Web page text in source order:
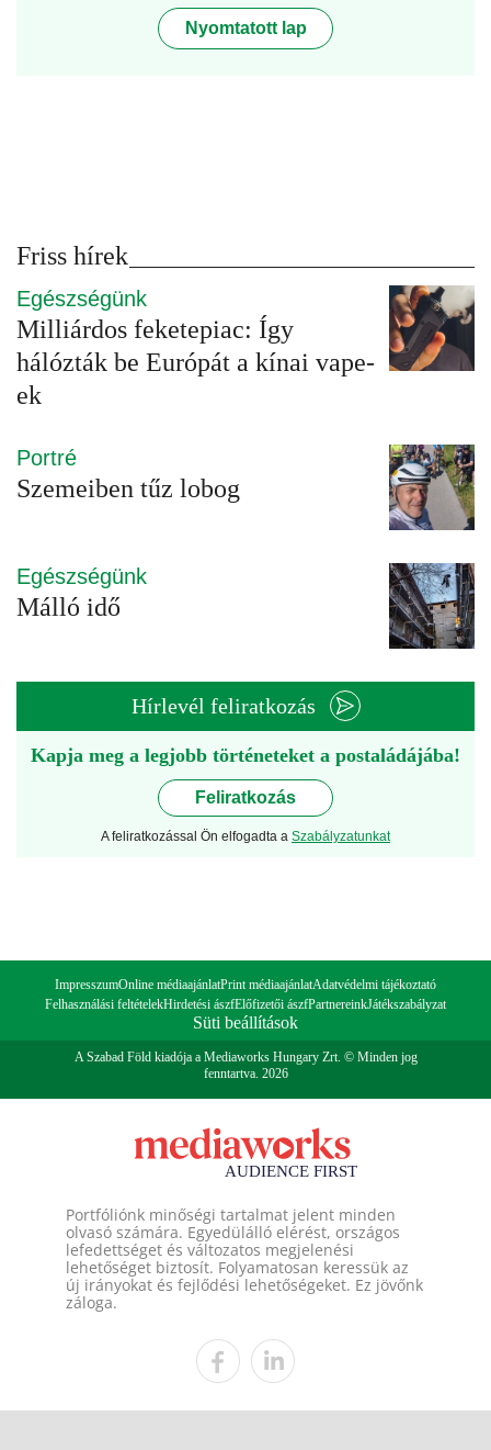
Nyomtatott lap
Friss hírek
Egészségünk
Milliárdos feketepiac: Így
hálózták be Európát a kínai vape-
ek
Portré
Szemeiben tűz lobog
Egészségünk
Málló idő
Hírlevél feliratkozás
Kapja meg a legjobb történeteket a postaládájába!
Feliratkozás
A feliratkozással Ön elfogadta a Szabályzatunkat
ImpresszumOnline médiaajánlatPrint médiaajánlatAdatvédelmi tájékoztató
Felhasználási feltételekHirdetési ászfElőfizetői ászfPartnereinkJátékszabályzat
Süti beállítások
A Szabad Föld kiadója a Mediaworks Hungary Zrt. © Minden jog
fenntartva. 2026
Portfóliónk minőségi tartalmat jelent minden
olvasó számára. Egyedülálló elérést, országos
lefedettséget és változatos megjelenési
lehetőséget biztosít. Folyamatosan keressük az
új irányokat és fejlődési lehetőségeket. Ez jövőnk
záloga.